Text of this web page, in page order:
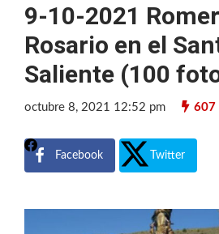
9-10-2021
Rosario en el
Saliente (100
octubre 8, 2021 12:52 pm 607
Facebook Twitter